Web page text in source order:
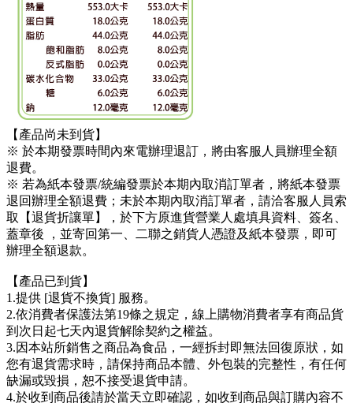
【產品尚未到貨】
※ 於本期發票時間內來電辦理退訂，將由客服人員辦理全額
退費。
※ 若為紙本發票/統編發票於本期內取消訂單者，將紙本發票
退回辦理全額退費；未於本期內取消訂單者，請洽客服人員索
取【退貨折讓單】，於下方原進貨營業人處填具資料、簽名、
蓋章後 ，並寄回第一、二聯之銷貨人憑證及紙本發票，即可
辦理全額退款。
【產品已到貨】
1.提供 [退貨不換貨] 服務。
2.依消費者保護法第19條之規定，線上購物消費者享有商品貨
到次日起七天內退貨解除契約之權益。
3.因本站所銷售之商品為食品，一經拆封即無法回復原狀，如
您有退貨需求時，請保持商品本體、外包裝的完整性，有任何
缺漏或毀損，恕不接受退貨申請。
4.於收到商品後請於當天立即確認，如收到商品與訂購內容不